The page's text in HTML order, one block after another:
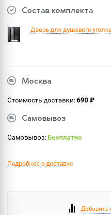
Состав комплекта
Дверь для душевого
Москва
Стоимость доставки:690 ₽
Самовывоз
Самовывоз:Бесплатно
Подробнее о доставке
Добавить